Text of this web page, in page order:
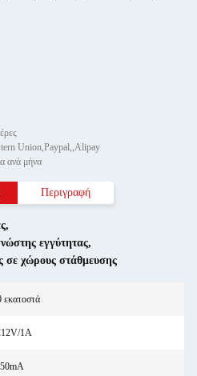
Union,Paypal,,Alipay
ανά μήνα
Περιγραφή
,
εγγύτητας,
σε χώρους στάθμευσης
εκατοστά
1A